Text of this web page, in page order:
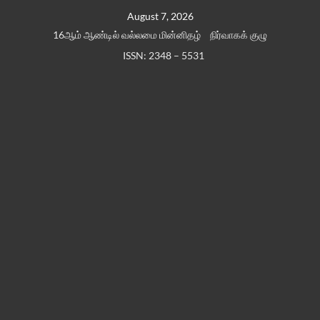
August 7, 2026
16ஆம் ஆண்டில் வல்லமை மின்னிதழ்
நிர்வாகக் குழு
ISSN: 2348 – 5531